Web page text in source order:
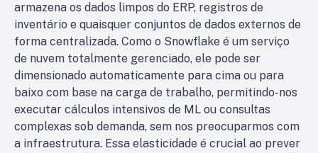
armazena os dados limpos do ERP, registros de
inventário e quaisquer conjuntos de dados externos de
forma centralizada. Como o Snowflake é um serviço
de nuvem totalmente gerenciado, ele pode ser
dimensionado automaticamente para cima ou para
baixo com base na carga de trabalho, permitindo-nos
executar cálculos intensivos de ML ou consultas
complexas sob demanda, sem nos preocuparmos com
a infraestrutura. Essa elasticidade é crucial ao prever